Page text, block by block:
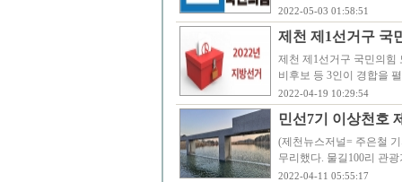
2022-05-03 01:58:51
제천 제1선거구 국
제천 제1선거구 국민의힘
비후보 등 3인이 경합을
2022-04-19 10:29:54
민선7기 이상천호
(제천뉴스저널= 주은철
무리했다. 물길100리 관
2022-04-11 05:55:17